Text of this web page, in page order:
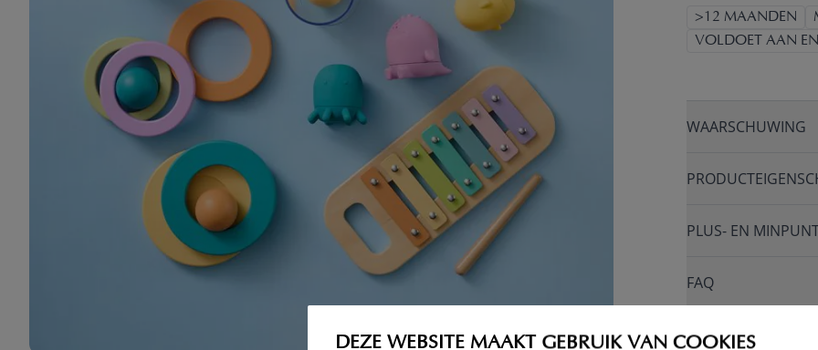
DEZE WEBSITE MAAKT GEBRUIK VAN COOKIES
>12 MAANDEN
VOLDOET AAN
WAARSCHUWING
PLUS- EN
FAQ
RETOUREN